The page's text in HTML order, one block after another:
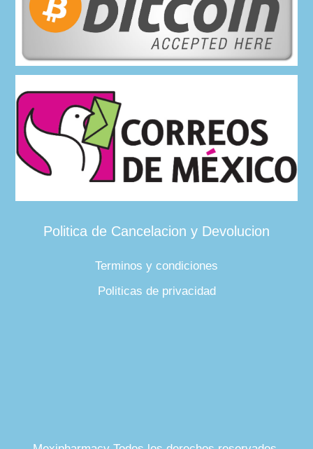
Politica de Cancelacion y Devolucion
Terminos y condiciones
Politicas de privacidad